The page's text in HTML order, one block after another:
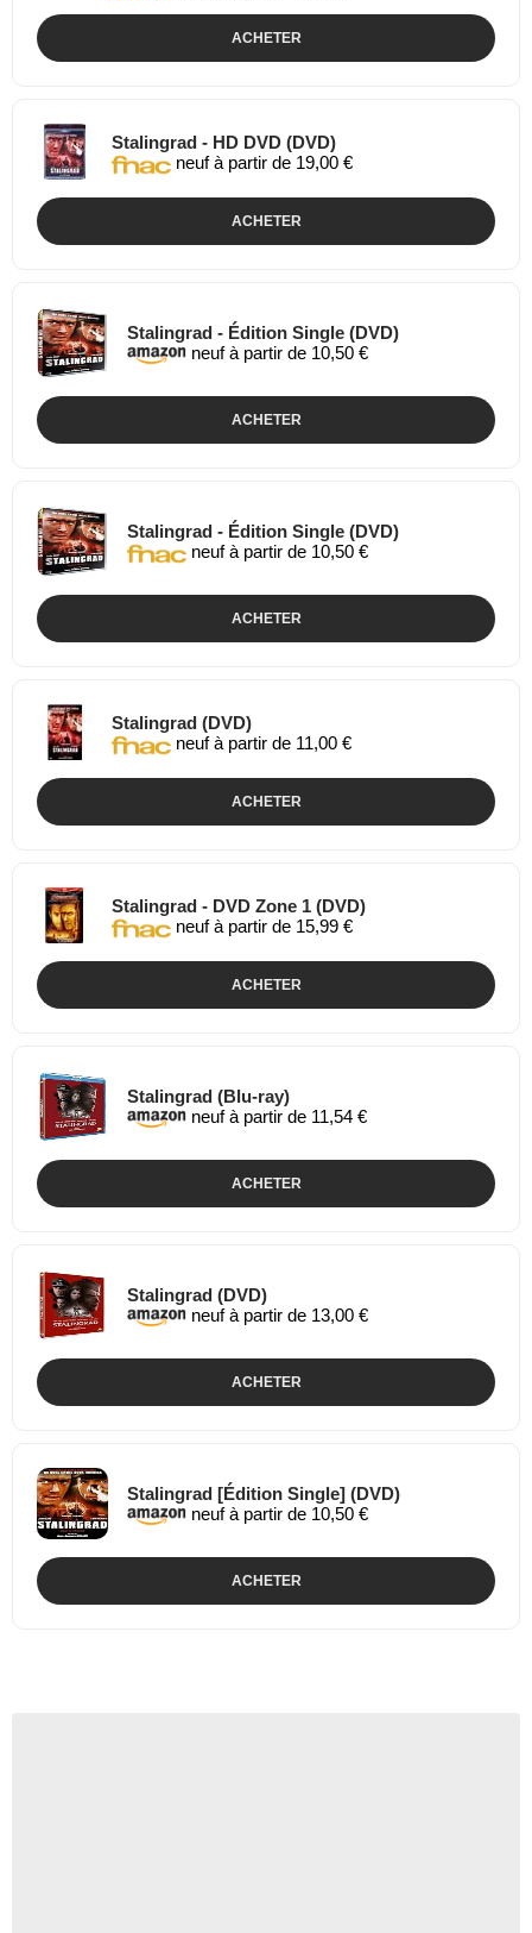
ACHETER
Stalingrad - HD DVD (DVD)
neuf à partir de 19,00 €
ACHETER
Stalingrad - Édition Single (DVD)
neuf à partir de 10,50 €
ACHETER
Stalingrad - Édition Single (DVD)
neuf à partir de 10,50 €
ACHETER
Stalingrad (DVD)
neuf à partir de 11,00 €
ACHETER
Stalingrad - DVD Zone 1 (DVD)
neuf à partir de 15,99 €
ACHETER
Stalingrad (Blu-ray)
neuf à partir de 11,54 €
ACHETER
Stalingrad (DVD)
neuf à partir de 13,00 €
ACHETER
Stalingrad [Édition Single] (DVD)
neuf à partir de 10,50 €
ACHETER